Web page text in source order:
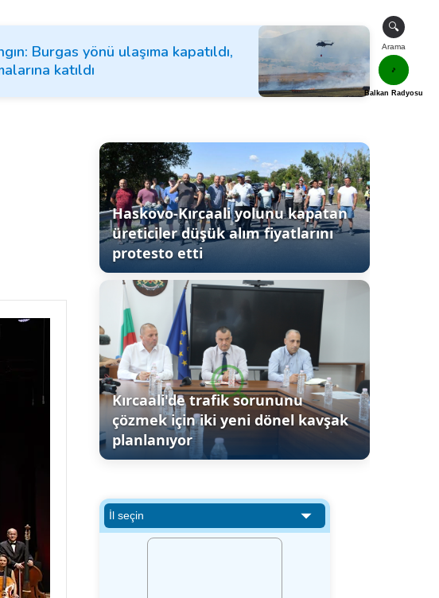
Burgas yönü ulaşıma kapatıldı,
katıldı
Haskovo-Kırcaali yolunu kapatan
üreticiler düşük alım fiyatlarını
protesto etti
Kırcaali'de trafik sorununu
çözmek için iki yeni dönel kavşak
planlanıyor
🔍
Arama
🎵
Balkan Radyosu